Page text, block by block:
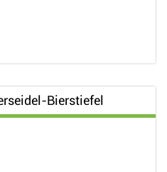
Bierstiefel